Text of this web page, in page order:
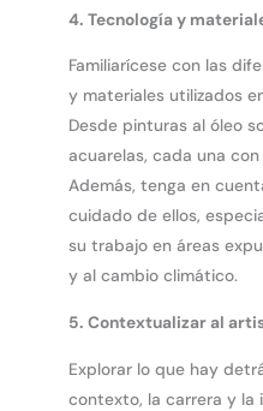
4. Tecnología y
Familiarícese con las
y materiales utilizados
Desde pinturas al óleo
acuarelas, cada una
Además, tenga en
cuidado de ellos,
su trabajo en áreas
y al cambio climático.
5. Contextualizar al
Explorar lo que hay
contexto, la carrera y la